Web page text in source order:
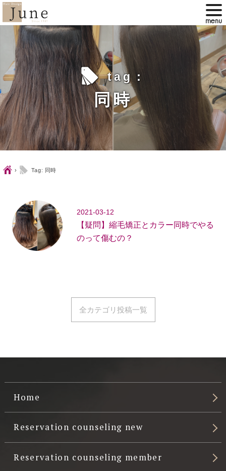
ltag：
同時
Ç › l Tag: 同時
2021-03-12
【疑問】縮毛矯正とカラー同時でやる
のって傷むの？
全カテゴリ投稿一覧
Home
Reservation counseling new
Reservation counseling member